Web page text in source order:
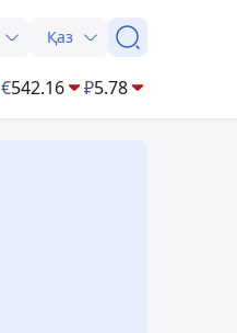
Қаз
€542.16 ₽5.78